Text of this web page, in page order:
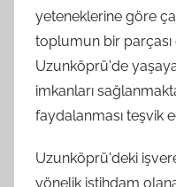
yeteneklerine göre
toplumun bir parçası
Uzunköprü'de
imkanları
faydalanması teşvik
Uzunköprü'deki
yönelik istihdam